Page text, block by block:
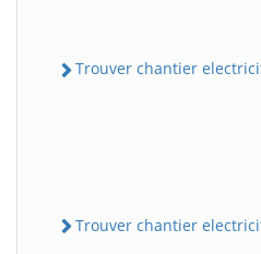
Trouver chantier
Trouver chantier